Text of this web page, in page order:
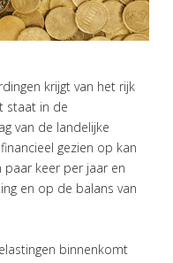
krijgt van het rijk
staat in de
van de landelijke
gezien op kan
paar keer per jaar en
en op de balans van
binnenkomt